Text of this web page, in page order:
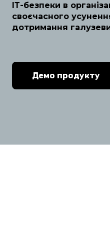
ІТ-безпеки в
своєчасного
дотримання
Демо продукту